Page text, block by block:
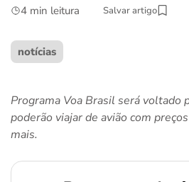
últimas notícias
ferramentas
4 min leitura Salvar artigo
notícias
Programa Voa Brasil será voltado
poderão viajar de avião com
mais.